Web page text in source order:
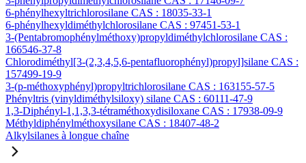
6-phénylhexyltrichlorosilane CAS : 18035-33-1
6-phénylhexyldiméthylchlorosilane CAS : 97451-53-1
3-(Pentabromophénylméthoxy)propyldiméthylchlorosilane CAS :
166546-37-8
Chlorodiméthyl[3-(2,3,4,5,6-pentafluorophényl)propyl]silane CAS :
157499-19-9
3-(p-méthoxyphényl)propyltrichlorosilane CAS : 163155-57-5
Phényltris (vinyldiméthylsiloxy) silane CAS : 60111-47-9
1,3-Diphényl-1,1,3,3-tétraméthoxydisiloxane CAS : 17938-09-9
Méthyldiphénylméthoxysilane CAS : 18407-48-2
Alkylsilanes à longue chaîne